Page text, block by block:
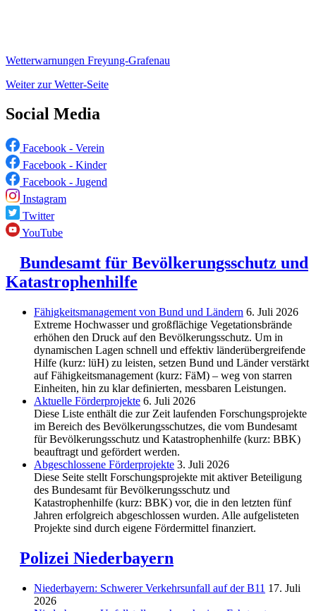
Wetterwarnungen Freyung-Grafenau
Weiter zur Wetter-Seite
Social Media
Facebook - Verein
Facebook - Kinder
Facebook - Jugend
Instagram
Twitter
YouTube
Bundesamt für Bevölkerungsschutz und
Katastrophenhilfe
Fähigkeitsmanagement von Bund und Ländern 6. Juli 2026
Extreme Hochwasser und großflächige Vegetationsbrände
erhöhen den Druck auf den Bevölkerungsschutz. Um in
dynamischen Lagen schnell und effektiv länderübergreifende
Hilfe (kurz: lüH) zu leisten, setzen Bund und Länder verstärkt
auf Fähigkeitsmanagement (kurz: FäM) – weg von starren
Einheiten, hin zu klar definierten, messbaren Leistungen.
Aktuelle Förderprojekte 6. Juli 2026
Diese Liste enthält die zur Zeit laufenden Forschungsprojekte
im Bereich des Be­völkerungs­schutzes, die vom Bundesamt
für Bevölkerungsschutz und Katastrophenhilfe (kurz: BBK)
beauftragt und gefördert werden.
Abgeschlos­sene Förderprojekte 3. Juli 2026
Diese Seite stellt Forschungsprojekte mit aktiver Beteiligung
des Bundesamt für Bevölkerungsschutz und
Katastrophenhilfe (kurz: BBK) vor, die in den letzten fünf
Jahren erfolgreich abgeschlossen wurden. Alle aufgelisteten
Projekte sind durch eigene Fördermittel finanziert.
Polizei Niederbayern
Niederbayern: Schwerer Verkehrsunfall auf der B11 17. Juli
2026